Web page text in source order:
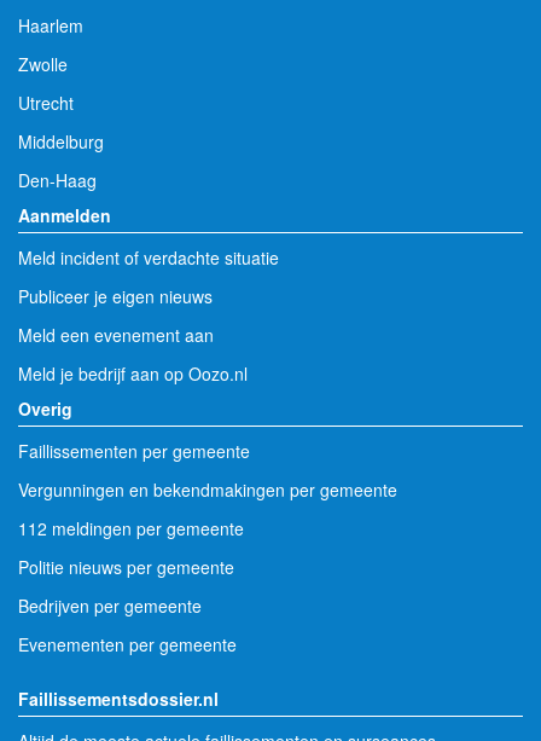
Haarlem
Zwolle
Utrecht
Middelburg
Den-Haag
Aanmelden
Meld incident of verdachte situatie
Publiceer je eigen nieuws
Meld een evenement aan
Meld je bedrijf aan op Oozo.nl
Overig
Faillissementen per gemeente
Vergunningen en bekendmakingen per gemeente
112 meldingen per gemeente
Politie nieuws per gemeente
Bedrijven per gemeente
Evenementen per gemeente
Faillissementsdossier.nl